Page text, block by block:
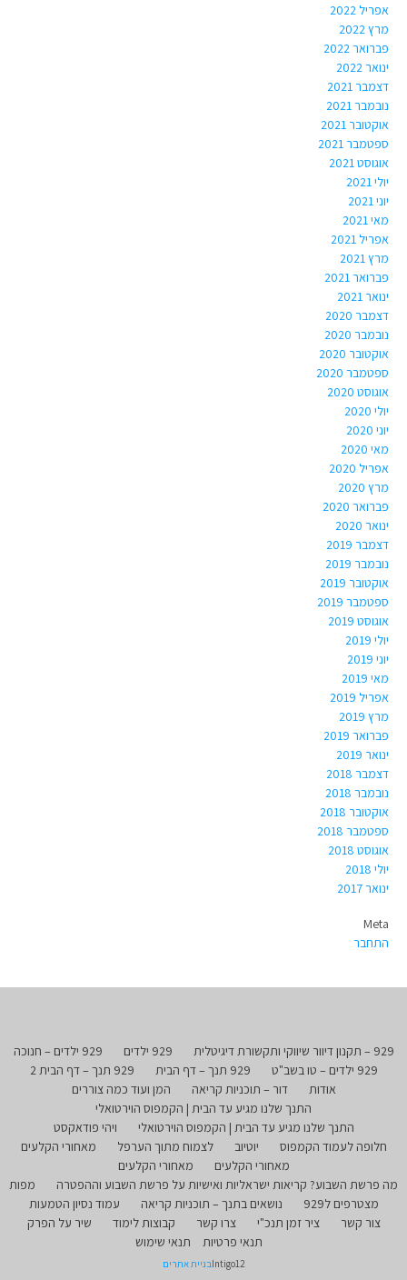
אפריל 2022
מרץ 2022
פברואר 2022
ינואר 2022
דצמבר 2021
נובמבר 2021
אוקטובר 2021
ספטמבר 2021
אוגוסט 2021
יולי 2021
יוני 2021
מאי 2021
אפריל 2021
מרץ 2021
פברואר 2021
ינואר 2021
דצמבר 2020
נובמבר 2020
אוקטובר 2020
ספטמבר 2020
אוגוסט 2020
יולי 2020
יוני 2020
מאי 2020
אפריל 2020
מרץ 2020
פברואר 2020
ינואר 2020
דצמבר 2019
נובמבר 2019
אוקטובר 2019
ספטמבר 2019
אוגוסט 2019
יולי 2019
יוני 2019
מאי 2019
אפריל 2019
מרץ 2019
פברואר 2019
ינואר 2019
דצמבר 2018
נובמבר 2018
אוקטובר 2018
ספטמבר 2018
אוגוסט 2018
יולי 2018
ינואר 2017
Meta
התחבר
929 – תקנון דיוור שיווקי ותקשורת דיגיטלית 929 ילדים
929 ילדים – חנוכה
929 ילדים – טו בשב"ט
929 תנך – דף הבית
929 תנך – דף הבית 2
אודות
דור – תוכניות קריאה
המן ועוד כמה צוררים
התנך שלנו מגיע עד הבית | הקמפוס הוירטואלי
התנך שלנו מגיע עד הבית | הקמפוס הוירטואלי
ויהי פודאקסט
חלופה לעמוד הקמפוס
יוטיוב לצמוח מתוך הערפל
מאחורי הקלעים
מאחורי הקלעים
מאחורי הקלעים
מה פרשת השבוע? קריאות ישראליות ואישיות על פרשת השבוע וההפטרה
מפות
מצטרפים ל929
נושאים בתנך – תוכניות קריאה
עמוד נסיון הטמעות
צור קשר
ציר זמן תנכ"י צרו קשר קבוצות לימוד
שיר על הפרק
תנאי פרטיות
תנאי שימוש
Intigo12בניית אתרים